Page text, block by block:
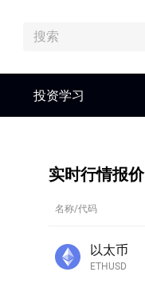
投资学习
实时行情报价
名称/代码
以太币
ETHUSD